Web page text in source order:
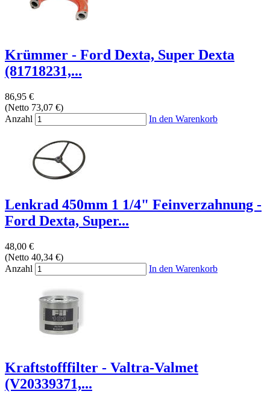
Krümmer - Ford Dexta, Super Dexta
(81718231,...
86,95 €
(Netto 73,07 €)
Anzahl
In den Warenkorb
Lenkrad 450mm 1 1/4" Feinverzahnung -
Ford Dexta, Super...
48,00 €
(Netto 40,34 €)
Anzahl
In den Warenkorb
Kraftstofffilter - Valtra-Valmet
(V20339371,...